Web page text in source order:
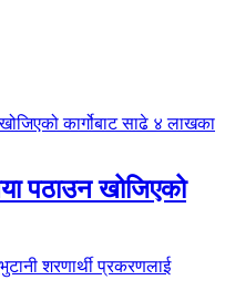
पठाउन खोजिएको